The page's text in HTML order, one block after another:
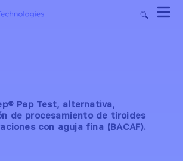
Pap Test, alternativa,
de procesamiento de tiroides
con aguja fina (BACAF).